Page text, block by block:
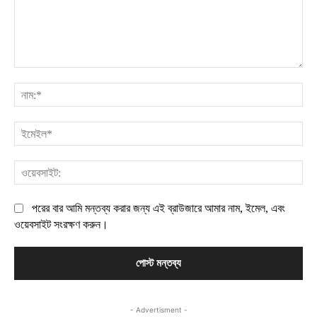
পরের বার আমি মন্তব্য করার জন্য এই ব্রাউজারে আমার নাম, ইমেল, এবং
ওয়েবসাইট সংরক্ষণ করুন।
- Advertisment -